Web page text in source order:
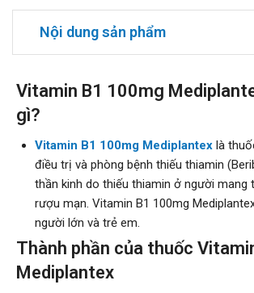
Nội dung sản phẩm
Vitamin B1 100mg
gì?
Vitamin B1 100mg Mediplantex là
điều trị và phòng bệnh thiếu thiamin
thần kinh do thiếu thiamin ở người mang
rượu mạn. Vitamin B1 100mg
người lớn và trẻ em.
Thành phần của thuốc
Mediplantex